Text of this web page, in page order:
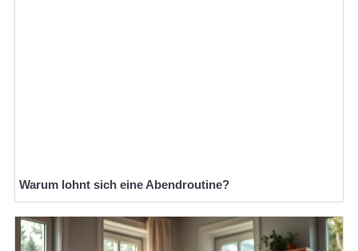
Warum lohnt sich eine Abendroutine?